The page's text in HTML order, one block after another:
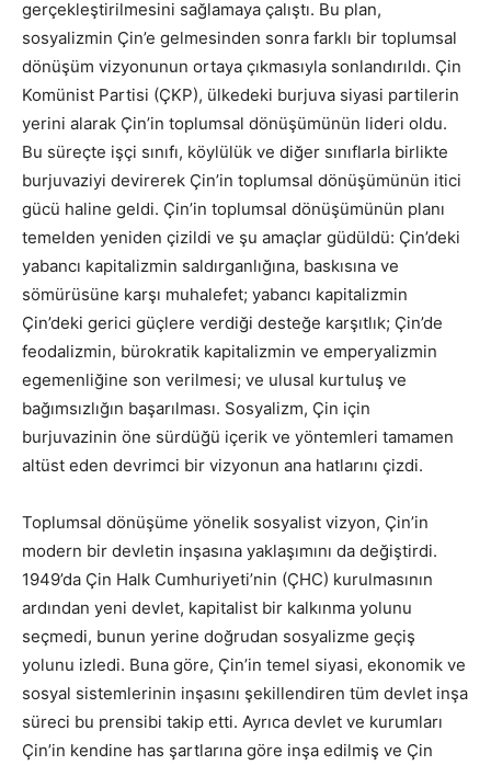
gerçekleştirilmesini sağlamaya çalıştı. Bu plan,
sosyalizmin Çin’e gelmesinden sonra farklı bir toplumsal
dönüşüm vizyonunun ortaya çıkmasıyla sonlandırıldı. Çin
Komünist Partisi (ÇKP), ülkedeki burjuva siyasi partilerin
yerini alarak Çin’in toplumsal dönüşümünün lideri oldu.
Bu süreçte işçi sınıfı, köylülük ve diğer sınıflarla birlikte
burjuvaziyi devirerek Çin’in toplumsal dönüşümünün itici
gücü haline geldi. Çin’in toplumsal dönüşümünün planı
temelden yeniden çizildi ve şu amaçlar güdüldü: Çin’deki
yabancı kapitalizmin saldırganlığına, baskısına ve
sömürüsüne karşı muhalefet; yabancı kapitalizmin
Çin’deki gerici güçlere verdiği desteğe karşıtlık; Çin’de
feodalizmin, bürokratik kapitalizmin ve emperyalizmin
egemenliğine son verilmesi; ve ulusal kurtuluş ve
bağımsızlığın başarılması. Sosyalizm, Çin için
burjuvazinin öne sürdüğü içerik ve yöntemleri tamamen
altüst eden devrimci bir vizyonun ana hatlarını çizdi.
Toplumsal dönüşüme yönelik sosyalist vizyon, Çin’in
modern bir devletin inşasına yaklaşımını da değiştirdi.
1949’da Çin Halk Cumhuriyeti’nin (ÇHC) kurulmasının
ardından yeni devlet, kapitalist bir kalkınma yolunu
seçmedi, bunun yerine doğrudan sosyalizme geçiş
yolunu izledi. Buna göre, Çin’in temel siyasi, ekonomik ve
sosyal sistemlerinin inşasını şekillendiren tüm devlet inşa
süreci bu prensibi takip etti. Ayrıca devlet ve kurumları
Çin’in kendine has şartlarına göre inşa edilmiş ve Çin